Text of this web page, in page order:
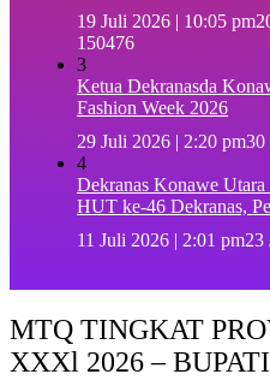
19 Juli 2026 | 10:05 pm
150476
3
Ketua Dekranasda
Fashion Week 2026
29 Juli 2026 | 2:20 pm30
4
Dekranas Konawe
HUT ke-46 Dekranas,
11 Juli 2026 | 2:01 pm23
MTQ TINGKAT
XXXl 2026 –